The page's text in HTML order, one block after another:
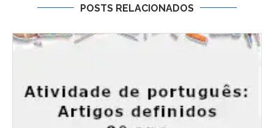
POSTS RELACIONADOS